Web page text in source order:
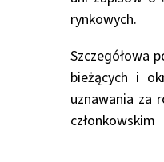
rynkowych.
Szczegółowa
bieżących i
uznawania za